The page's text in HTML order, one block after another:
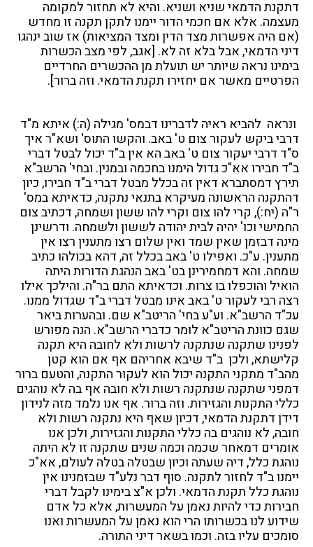
דתקנת הדמאי שניא ושניא. והיא לא תחזור למקומה
מעצמה. אלא אם חכמי הדור יימנו לתקן תקנה זו מחדש
(אם היה אפשרות מצד הדין ומצד המציאות) אז שוב ינהגו
דיני הדמאי, אבל בלא זה לא. [אגב, לפי מצב הכשרות
בימינו נראה שיותר יש תועלת מן ההכשרים החרדיים
הפרטיים מאשר אם יחזירו תקנת הדמאי. וזה ברור].
ונראה להביא ראיה לדברינו דבמס' מגילה (ה:) איתא מ"ד
דרבי ביקש לעקור צום ט' באב. והקשו התוס' ושא"ר איך
ס"ד דרבי יעקור צום ט' באב הא אין ב"ד יכול לבטל דברי
ב"ד חבירו אא"כ גדול הימנו בחכמה ובמנין. ובחי' הרשב"א
תירץ דמסתברא דאין זה בכלל מבטל דברי ב"ד חבירו, כיון
דהתקנה הראשונה מעיקרא בתנאי נתקנה, כדאיתא במס'
ר"ה (יח:), קרי להו צום וקרי להו ששון ושמחה, דכתיב צום
החמישי וכו' יהיה לבית יהודה לששון ולשמחה. ודרשינן
מינה דבזמן שאין שמד ואין שלום רצו מתענין רצו אין
מתענין. ע"כ. ואפילו ט' באב בכלל זה, דהא בכולהו כתיב
שמחה. והא דמחמירינן בט' באב הנהגת הדורות היתה
הואיל והוכפלו בו צרות. וכדאיתא התם בר"ה. והילכך אילו
רצה רבי לעקור ט' באב אינו מבטל דברי ב"ד שגדול ממנו.
עכ"ד הרשב"א. וע"ע בחי' הריטב"א שם. ובהערות ביאר
שגם כוונת הריטב"א לומר כדברי הרשב"א. הנה מפורש
לפנינו שתקנה שנתקנה לרשות ולא לחובה היא תקנה
קלישתא, ולכן ב"ד שיבא אחריהם אף אם הוא קטן
מהב"ד מתקני התקנה יכול הוא לעקור התקנה, והטעם ברור
דמפני שתקנה שנתקנה רשות ולא חובה אף בה לא נוהגים
כללי התקנות והגזירות. וזה ברור. אף אנו נלמד מזה לנידון
דידן דתקנת הדמאי, דכיון שאף היא נתקנה רשות ולא
חובה, לא נוהגים בה כללי התקנות והגזירות, ולכן אנו
אומרים דמאחר שכמה וכמה שנים שתקנה זו לא היתה
נוהגת כלל, דיה שעתה וכיון שבטלה בטלה לעולם, אא"כ
יימנו ב"ד לחזור לתקנה. סוף דבר נלע"ד שבזמנינו אין
נוהגת כלל תקנת הדמאי. ולכן א"צ בימינו לקבל דברי
חבירות כדי להיות נאמן על המעשרות, אלא כל אדם
שידוע לנו בכשרותו הרי הוא נאמן על המעשרות ואנו
סומכים עליו בזה. וכמו בשאר דיני התורה.